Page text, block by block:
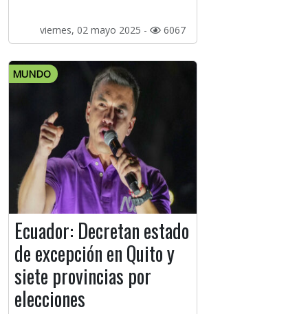
viernes, 02 mayo 2025 - 6067
MUNDO
Ecuador: Decretan estado
de excepción en Quito y
siete provincias por
elecciones